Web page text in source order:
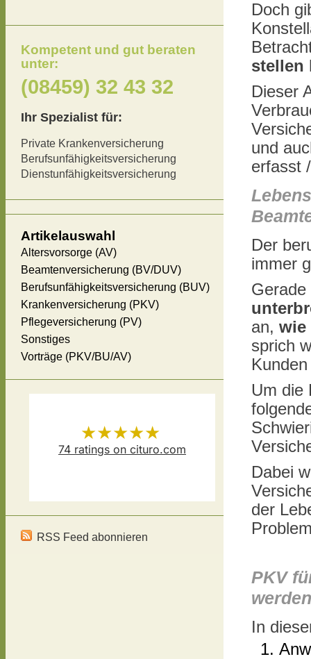
Doch
stellen
Dieser
und
erfasst
Der
immer
Gerade
an, wie
sprich
Um die
Dabei
der
PKV
werden
In
Kompetent und gut beraten
unter:
(08459) 32 43 32
Ihr Spezialist für:
Private Krankenversicherung
Berufsunfähigkeitsversicherung
Dienstunfähigkeitsversicherung
Artikelauswahl
Altersvorsorge (AV)
Beamtenversicherung (BV/DUV)
Berufsunfähigkeitsversicherung (BUV)
Krankenversicherung (PKV)
Pflegeversicherung (PV)
Sonstiges
Vorträge (PKV/BU/AV)
Schösserhas
★★★★★
74 ratings on cituro.com
RSS Feed abonnieren